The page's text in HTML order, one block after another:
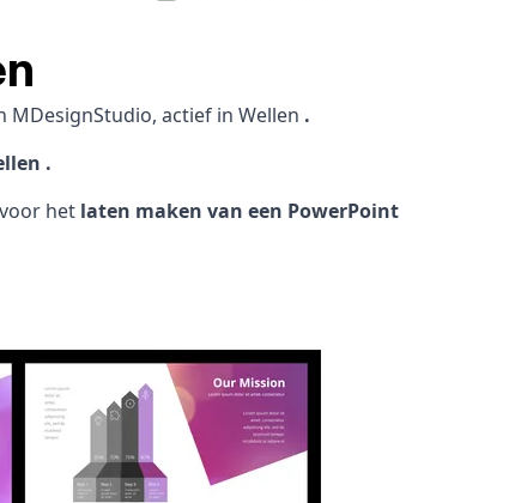
MDesignStudio, actief in Wellen .
.
het laten maken van een PowerPoint